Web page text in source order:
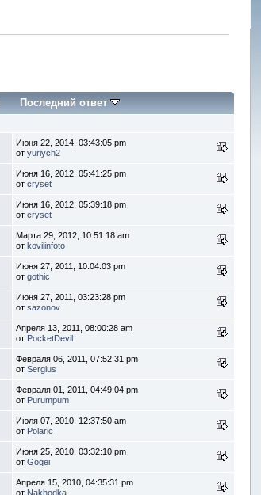
Последний ответ
Июня 22, 2014, 03:43:05 pm
отyuriych2
Июня 16, 2012, 05:41:25 pm
отcryset
Июня 16, 2012, 05:39:18 pm
отcryset
Марта 29, 2012, 10:51:18 am
отkovilinfoto
Июня 27, 2011, 10:04:03 pm
отgothic
Июня 27, 2011, 03:23:28 pm
отsazonov
Апреля 13, 2011, 08:00:28 am
от PocketDevil
Февраля 06, 2011, 07:52:31 pm
отSergius
Февраля 01, 2011, 04:49:04 pm
от Purumpum
Июля 07, 2010, 12:37:50 am
от Polaric
Июня 25, 2010, 03:32:10 pm
отGogei
Апреля 15, 2010, 04:35:31 pm
от Nakhodka